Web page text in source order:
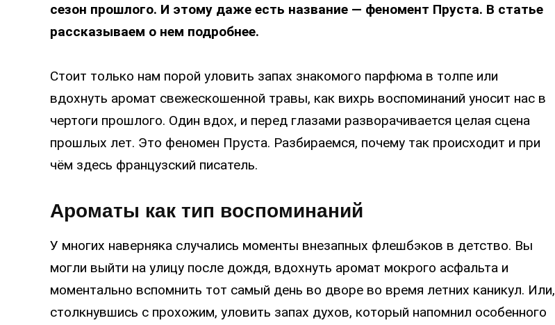
сезон прошлого. И этому даже есть название — феномент Пруста. В статье
рассказываем о нем подробнее.
Стоит только нам порой уловить запах знакомого парфюма в толпе или
вдохнуть аромат свежескошенной травы, как вихрь воспоминаний уносит нас в
чертоги прошлого. Один вдох, и перед глазами разворачивается целая сцена
прошлых лет. Это феномен Пруста. Разбираемся, почему так происходит и при
чём здесь французский писатель.
Ароматы как тип воспоминаний
У многих наверняка случались моменты внезапных флешбэков в детство. Вы
могли выйти на улицу после дождя, вдохнуть аромат мокрого асфальта и
моментально вспомнить тот самый день во дворе во время летних каникул. Или,
столкнувшись с прохожим, уловить запах духов, который напомнил особенного